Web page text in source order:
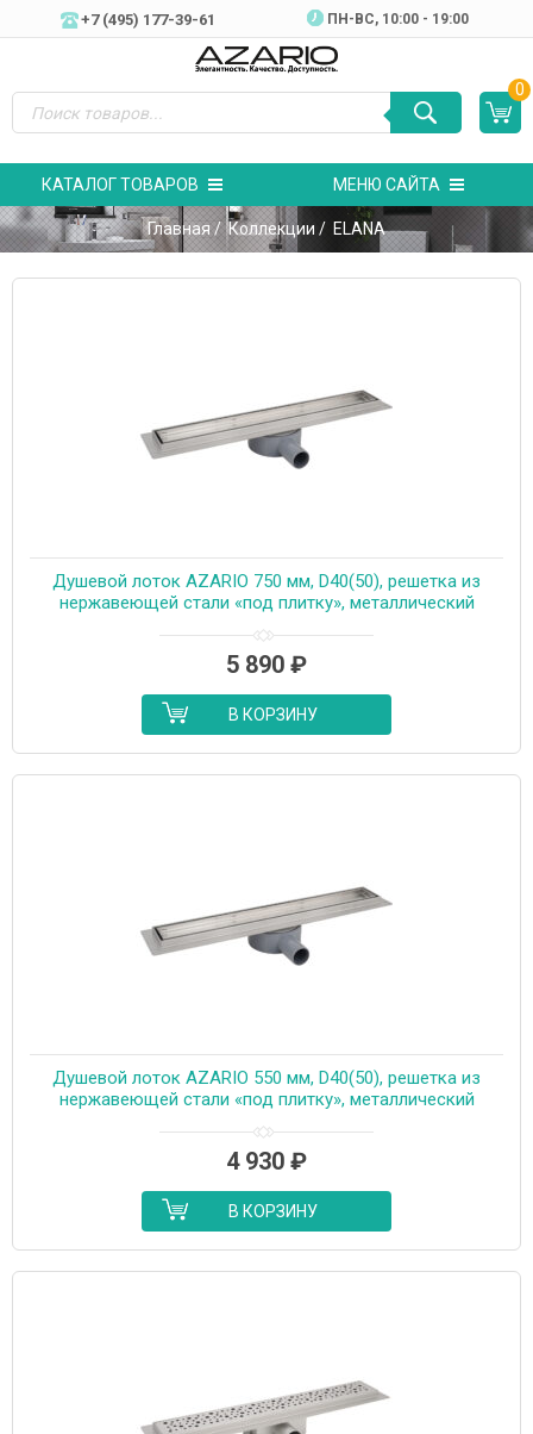
+7 (495) 177-39-61 ПН-ВC, 10:00 - 19:00
0
КАТАЛОГ ТОВАРОВ МЕНЮ САЙТА
Главная/Коллекции / ELANA
Душевой лоток AZARIO 750 мм, D40(50), решетка из
нержавеющей стали «под плитку», металлический
(AZT3TILE750)
5 890 ₽
В КОРЗИНУ
Душевой лоток AZARIO 550 мм, D40(50), решетка из
нержавеющей стали «под плитку», металлический
(AZT3TILE550)
4 930 ₽
В КОРЗИНУ